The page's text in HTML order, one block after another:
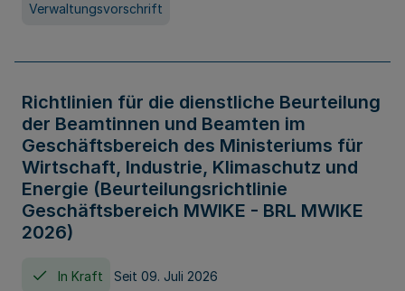
Verwaltungsvorschrift
Richtlinien für die dienstliche Beurteilung
der Beamtinnen und Beamten im
Geschäftsbereich des Ministeriums für
Wirtschaft, Industrie, Klimaschutz und
Energie (Beurteilungsrichtlinie
Geschäftsbereich MWIKE - BRL MWIKE
2026)
In Kraft Seit 09. Juli 2026